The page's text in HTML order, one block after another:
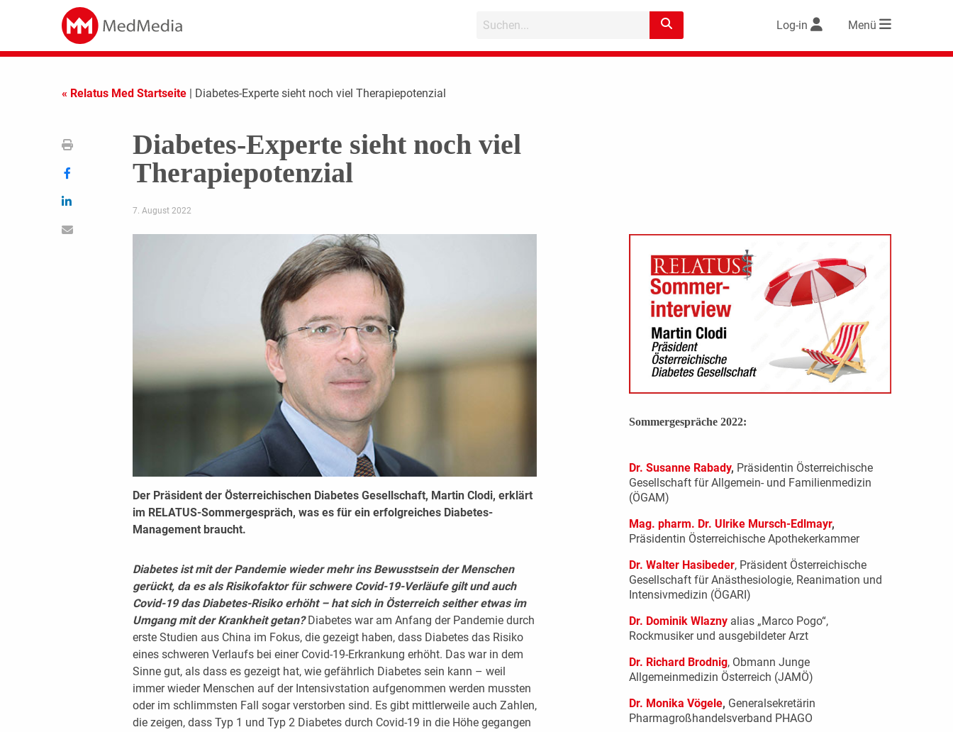
Log-in Menü
« Relatus Med Startseite | Diabetes-Experte sieht noch viel Therapiepotenzial
Diabetes-Experte sieht noch viel
Therapiepotenzial
7. August 2022
Der Präsident der Österreichischen Diabetes Gesellschaft, Martin Clodi, erklärt
im RELATUS-Sommergespräch, was es für ein erfolgreiches Diabetes-
Management braucht.
Diabetes ist mit der Pandemie wieder mehr ins Bewusstsein der Menschen
gerückt, da es als Risikofaktor für schwere Covid-19-Verläufe gilt und auch
Covid-19 das Diabetes-Risiko erhöht – hat sich in Österreich seither etwas im
Umgang mit der Krankheit getan? Diabetes war am Anfang der Pandemie durch
erste Studien aus China im Fokus, die gezeigt haben, dass Diabetes das Risiko
eines schweren Verlaufs bei einer Covid-19-Erkrankung erhöht. Das war in dem
Sinne gut, als dass es gezeigt hat, wie gefährlich Diabetes sein kann – weil
immer wieder Menschen auf der Intensivstation aufgenommen werden mussten
oder im schlimmsten Fall sogar verstorben sind. Es gibt mittlerweile auch Zahlen,
die zeigen, dass Typ 1 und Typ 2 Diabetes durch Covid-19 in die Höhe gegangen
Sommergespräche 2022:
Dr. Susanne Rabady, Präsidentin Österreichische
Gesellschaft für Allgemein- und Familienmedizin
(ÖGAM)
Mag. pharm. Dr. Ulrike Mursch-Edlmayr,
Präsidentin Österreichische Apothekerkammer
Dr. Walter Hasibeder, Präsident Österreichische
Gesellschaft für Anästhesiologie, Reanimation und
Intensivmedizin (ÖGARI)
Dr. Dominik Wlaznyalias „Marco Pogo“,
Rockmusiker und ausgebildeter Arzt
Dr. Richard Brodnig, Obmann Junge
Allgemeinmedizin Österreich (JAMÖ)
Dr. Monika Vögele, Generalsekretärin
Pharmagroßhandelsverband PHAGO